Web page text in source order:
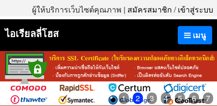
ผู้ให้บริการเว็บไซต์คุณภาพ | สมัครสมาชิก /เข้าสู่ระบบ
เมนู
ไอเรียลลี่โฮส
1 2 3 4 5 6 7